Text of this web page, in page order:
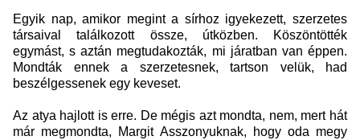
Egyik nap, amikor megint a sírhoz igyekezett, szerzetes
társaival találkozott össze, útközben. Köszöntötték
egymást, s aztán megtudakozták, mi járatban van éppen.
Mondták ennek a szerzetesnek, tartson velük, had
beszélgessenek egy keveset.
Az atya hajlott is erre. De mégis azt mondta, nem, mert hát
már megmondta, Margit Asszonyuknak, hogy oda megy